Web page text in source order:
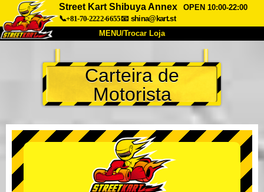
Street Kart Shibuya Annex
OPEN 10:00-22:00
📞+81-70-2222-6655📧 shina@kart.st
MENU/Trocar Loja
Sobre Especificações Preços
Acesso Opiniões FAQ
Trocar Loja
Tokyo Akihabara#1
Tokyo Akihabara#2
Carteira de
Motorista